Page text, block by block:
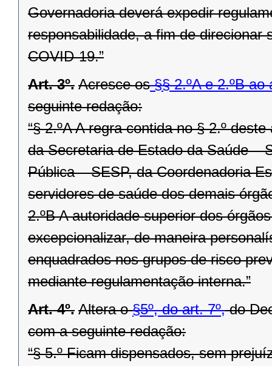
Governadoria deverá expedir
responsabilidade, a fim de direcionar
COVID-19.”
Art. 3º. Acresce os§§ 2.ºA e2.ºB ao
seguinte redação:
“§ 2.ºA A regra contida no § 2.º
da Secretaria de Estado da Saúde –
Pública – SESP, da Coordenadoria
servidores de saúde dos demais
2.ºB A autoridade superior dos
excepcionalizar, de maneira
enquadrados nos grupos de risco
mediante regulamentação interna.”
Art. 4º. Altera o§5º, do art. 7º,do
com a seguinte redação:
“§ 5.º Ficam dispensados, sem